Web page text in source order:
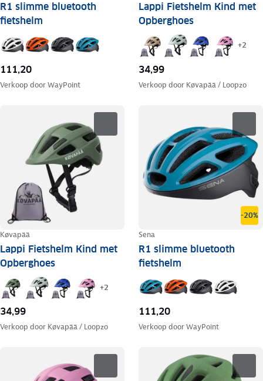
R1 slimme bluetooth
fietshelm
111,20
Verkoop doorWayPoint
Lappi Fietshelm Kind met
Opberghoes
+2
34,99
Verkoop door Køvapää / Loopzo
Køvapää
Lappi Fietshelm Kind met
Opberghoes
+2
34,99
Verkoop door Køvapää / Loopzo
-20%
Sena
R1 slimme bluetooth
fietshelm
111,20
Verkoop doorWayPoint